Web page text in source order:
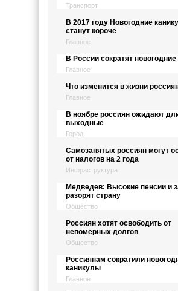
Транспорт
В 2017 году Новогодние
станут короче
Главное
В России сократят
Главное
Что изменится в жизни
Главное
В ноябре россиян ожидают
выходные
Город
Самозанятых россиян могут
от налогов на 2 года
Инфраструктура
Медведев: Высокие пенсии и
разорят страну
Общество
Россиян хотят освободить от
непомерных долгов
Общество
Россиянам сократили
каникулы
Главное